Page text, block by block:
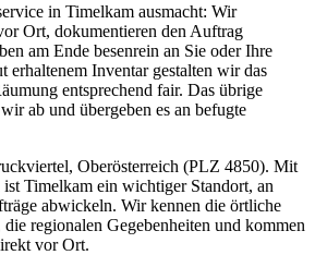
in Timelkam ausmacht: Wir
Ort, dokumentieren den Auftrag
am Ende besenrein an Sie oder Ihre
erhaltenem Inventar gestalten wir das
entsprechend fair. Das übrige
ab und übergeben es an befugte
Oberösterreich (PLZ 4850). Mit
Timelkam ein wichtiger Standort, an
abwickeln. Wir kennen die örtliche
regionalen Gegebenheiten und kommen
vor Ort.